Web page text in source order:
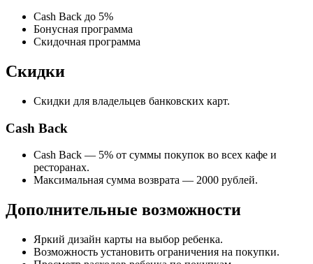
Cash Back до 5%
Бонусная программа
Скидочная программа
Скидки
Скидки для владельцев банковских карт.
Cash Back
Cash Back — 5% от суммы покупок во всех кафе и
ресторанах.
Максимальная сумма возврата — 2000 рублей.
Дополнительные возможности
Яркий дизайн карты на выбор ребенка.
Возможность установить ограничения на покупки.